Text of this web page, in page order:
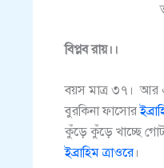
বিপ্লব রায়।।
বয়স মাত্র ৩৭। আর
বুরকিনা ফাসোর
কুঁড়ে কুঁড়ে খাচ্ছে
ইব্রাহিম ত্রাওরে।